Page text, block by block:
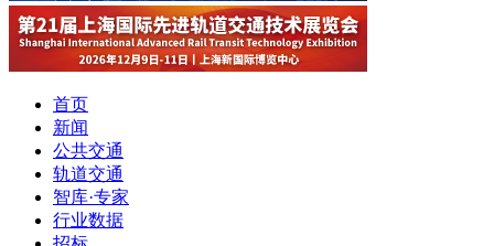
首页
新闻
公共交通
轨道交通
智库·专家
行业数据